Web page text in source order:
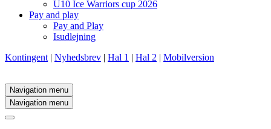
U10 Ice Warriors cup 2026
Pay and play
Pay and Play
Isudlejning
Kontingent | Nyhedsbrev | Hal 1 | Hal 2 | Mobilversion
Navigation menu
Navigation menu